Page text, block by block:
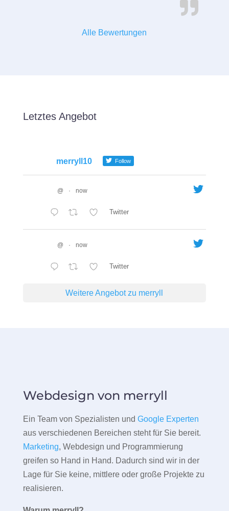
Alle Bewertungen
Letztes Angebot
merryll10 Follow
@ · now
Twitter
@ · now
Twitter
Weitere Angebot zu merryll
Webdesign von merryll
Ein Team von Spezialisten und Google Experten
aus verschiedenen Bereichen steht für Sie bereit.
Marketing, Webdesign und Programmierung
greifen so Hand in Hand. Dadurch sind wir in der
Lage für Sie keine, mittlere oder große Projekte zu
realisieren.